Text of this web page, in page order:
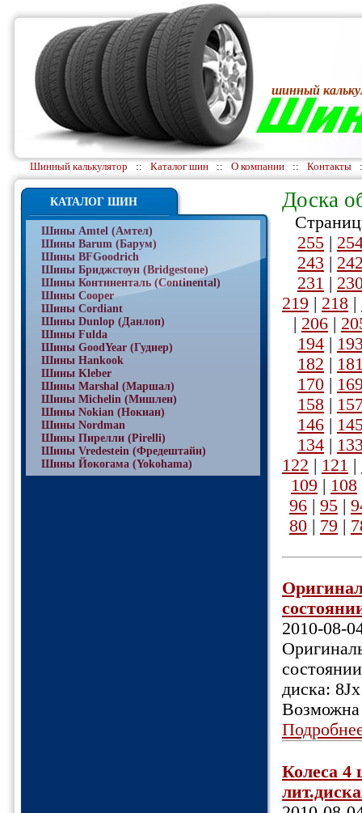
шинный
Шинный калькулятор :: Каталог шин :: О компании :: Контакты
КАТАЛОГ ШИН
Шины Amtel (Амтел)
Шины Barum (Барум)
Шины BFGoodrich
Шины Бриджстоун (Bridgestone)
Шины Континенталь (Continental)
Шины Cooper
Шины Cordiant
Шины Dunlop (Данлоп)
Шины Fulda
Шины GoodYear (Гудиер)
Шины Hankook
Шины Kleber
Шины Marshal (Маршал)
Шины Michelin (Мишлен)
Шины Nokian (Нокиан)
Шины Nordman
Шины Пирелли (Pirelli)
Шины Vredestein (Фредештайн)
Шины Йокогама (Yokohama)
Доска
255 |
243 |
231 |
219 | 218 |
| 206 |
194 |
182 |
170 |
158 |
146 |
134 |
122 | 121 |
109 | 108
96 | 95 |
80 | 79 |
2010-08-
диска:
Колеса 4